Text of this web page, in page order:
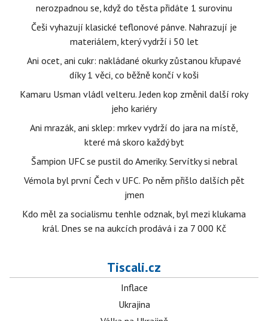
nerozpadnou se, když do těsta přidáte 1 surovinu
Češi vyhazují klasické teflonové pánve. Nahrazují je
materiálem, který vydrží i 50 let
Ani ocet, ani cukr: nakládané okurky zůstanou křupavé
díky 1 věci, co běžně končí v koši
Kamaru Usman vládl velteru. Jeden kop změnil další roky
jeho kariéry
Ani mrazák, ani sklep: mrkev vydrží do jara na místě,
které má skoro každý byt
Šampion UFC se pustil do Ameriky. Servítky si nebral
Vémola byl první Čech v UFC. Po něm přišlo dalších pět
jmen
Kdo měl za socialismu tenhle odznak, byl mezi klukama
král. Dnes se na aukcích prodává i za 7 000 Kč
Tiscali.cz
Inflace
Ukrajina